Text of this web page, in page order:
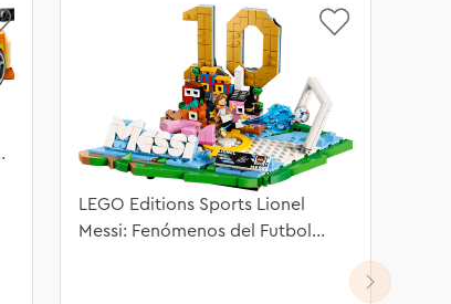
LEGO Editions Sports Lionel
Messi: Fenómenos del Futbol